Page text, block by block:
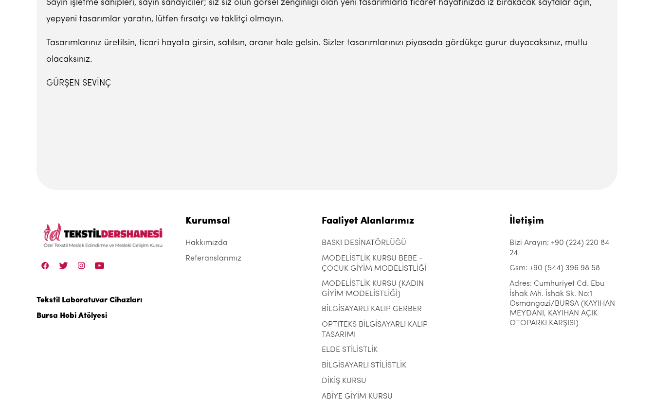
Sayın işletme sahipleri, sayın sanayiciler; siz siz olun görsel zenginliği olan yeni tasarımlarla ticaret hayatınızda iz bırakacak sayfalar açın,
yepyeni tasarımlar yaratın, lütfen fırsatçı ve taklitçi olmayın.
Tasarımlarınız üretilsin, ticari hayata girsin, satılsın, aranır hale gelsin. Sizler tasarımlarınızı piyasada gördükçe gurur duyacaksınız, mutlu
olacaksınız.
GÜRŞEN SEVİNÇ
Tekstil Laboratuvar Cihazları
Bursa Hobi Atölyesi
Kurumsal
Hakkımızda
Referanslarımız
Faaliyet Alanlarımız
BASKI DESİNATÖRLÜĞÜ
MODELİSTLİK KURSU BEBE -
ÇOCUK GİYİM MODELİSTLİĞİ
MODELİSTLİK KURSU (KADIN
GİYİM MODELİSTLİĞİ)
BİLGİSAYARLI KALIP GERBER
OPTITEKS BİLGİSAYARLI KALIP
TASARIMI
ELDE STİLİSTLİK
BİLGİSAYARLI STİLİSTLİK
DİKİŞ KURSU
ABİYE GİYİM KURSU
İletişim
Bizi Arayın: +90 (224) 220 84
24
Gsm: +90 (544) 396 98 58
Adres: Cumhuriyet Cd. Ebu
İshak Mh. İshak Sk. No:1
Osmangazi/BURSA (KAYIHAN
MEYDANI, KAYIHAN AÇIK
OTOPARKI KARŞISI)